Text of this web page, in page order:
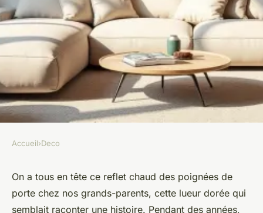
Adopter une décoration
murale style laiton : idées et
Accueil›Deco
On a tous en tête ce reflet chaud des poignées de
porte chez nos grands-parents, cette lueur dorée qui
semblait raconter une histoire. Pendant des années,